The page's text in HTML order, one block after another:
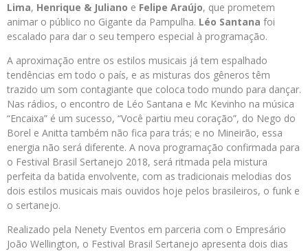
Lima, Henrique & Juliano e Felipe Araújo, que prometem
animar o público no Gigante da Pampulha. Léo Santana foi
escalado para dar o seu tempero especial à programação.
A aproximação entre os estilos musicais já tem espalhado
tendências em todo o país, e as misturas dos gêneros têm
trazido um som contagiante que coloca todo mundo para dançar.
Nas rádios, o encontro de Léo Santana e Mc Kevinho na música
“Encaixa” é um sucesso, “Você partiu meu coração”, do Nego do
Borel e Anitta também não fica para trás; e no Mineirão, essa
energia não será diferente. A nova programação confirmada para
o Festival Brasil Sertanejo 2018, será ritmada pela mistura
perfeita da batida envolvente, com as tradicionais melodias dos
dois estilos musicais mais ouvidos hoje pelos brasileiros, o funk e
o sertanejo.
Realizado pela Nenety Eventos em parceria com o Empresário
João Wellington, o Festival Brasil Sertanejo apresenta dois dias